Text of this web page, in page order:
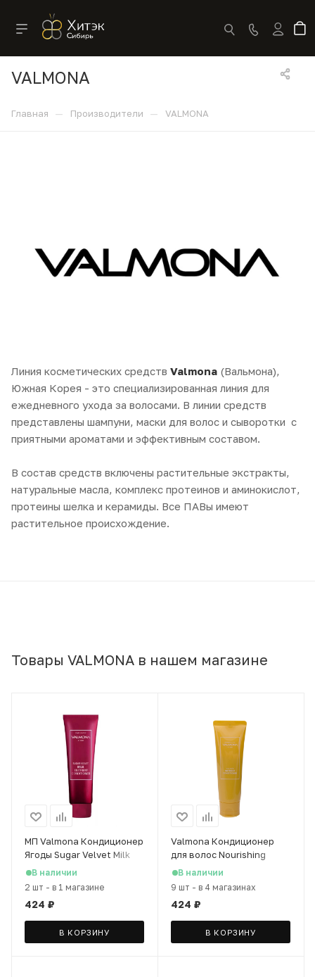
VALMONA
Главная — Производители — VALMONA
Линия косметических средств Valmona (Вальмона),
Южная Корея - это специализированная линия для
ежедневного ухода за волосами. В линии средств
представлены шампуни, маски для волос и сыворотки с
приятными ароматами и эффективным составом.
В состав средств включены растительные экстракты,
натуральные масла, комплекс протеинов и аминокислот,
протеины шелка и керамиды. Все ПАВы имеют
растительное происхождение.
Товары VALMONA в нашем магазине
МП Valmona Кондиционер
Ягоды Sugar Velvet Milk
Nutrient Conditioner, 100
мл
В наличии
2 шт - в 1 магазине
424 ₽
В КОРЗИНУ
Valmona Кондиционер
для волос Nourishing
Solution Yolk-Mayo
Nutrient Conditioner, 100
В наличии
9 шт - в 4 магазинах
424 ₽
В КОРЗИНУ